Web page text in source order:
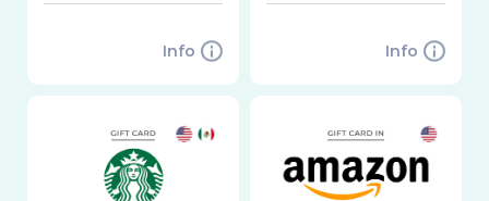
Info Info